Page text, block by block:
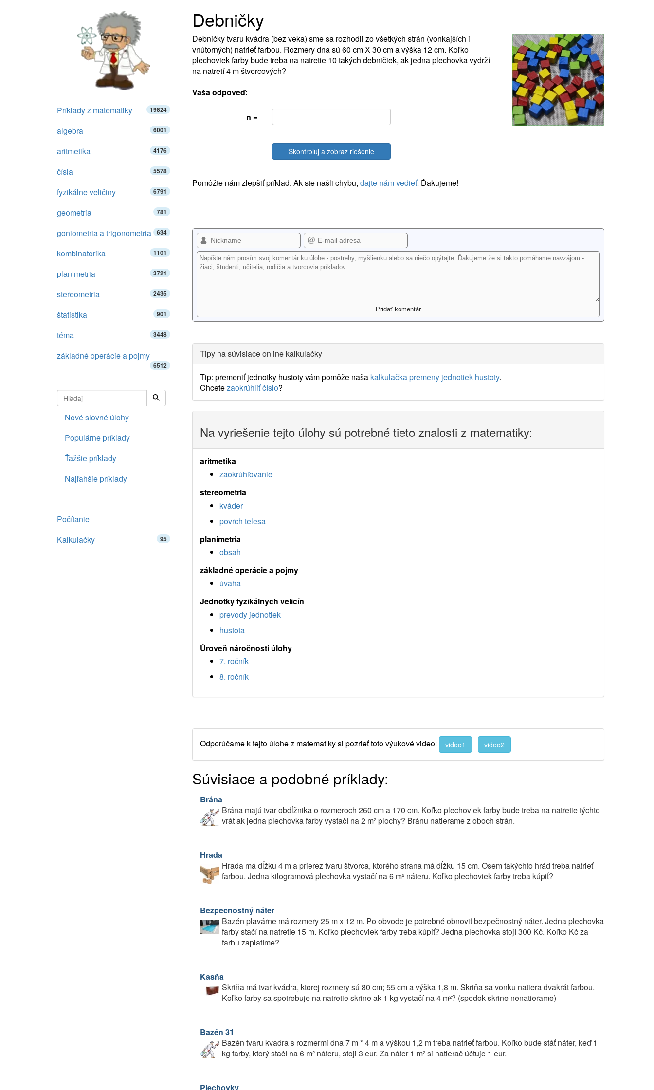
Debničky
Debničky tvaru kvádra (bez veka) sme sa rozhodli zo všetkých strán (vonkajších i
vnútorných) natrieť farbou. Rozmery dna sú 60 cm X 30 cm a výška 12 cm. Koľko
plechoviek farby bude treba na natretie 10 takých debničiek, ak jedna plechovka vydrží
na natretí 4 m štvorcových?
Vaša odpoveď:
n =
Skontroluj a zobraz riešenie
Pomôžte nám zlepšiť príklad. Ak ste našli chybu, dajte nám vedieť. Ďakujeme!
Tipy na súvisiace online kalkulačky
Tip: premeniť jednotky hustoty vám pomôže naša kalkulačka premeny jednotiek hustoty.
Chcetezaokrúhliť číslo?
Na vyriešenie tejto úlohy sú potrebné tieto znalosti z matematiky:
aritmetika
zaokrúhľovanie
stereometria
kváder
povrch telesa
planimetria
obsah
základné operácie a pojmy
úvaha
Jednotky fyzikálnych veličín
prevody jednotiek
hustota
Úroveň náročnosti úlohy
7. ročník
8. ročník
Odporúčame k tejto úlohe z matematiky si pozrieť toto výukové video: video1 video2
Súvisiace a podobné príklady:
Brána
Brána majú tvar obdĺžnika o rozmeroch 260 cm a 170 cm. Koľko plechoviek farby bude treba na natretie týchto
vrát ak jedna plechovka farby vystačí na 2 m² plochy? Bránu natierame z oboch strán.
Hrada
Hrada má dĺžku 4 m a prierez tvaru štvorca, ktorého strana má dĺžku 15 cm. Osem takýchto hrád treba natrieť
farbou. Jedna kilogramová plechovka vystačí na 6 m² náteru. Koľko plechoviek farby treba kúpiť?
Bezpečnostný náter
Bazén plavárne má rozmery 25 m x 12 m. Po obvode je potrebné obnoviť bezpečnostný náter. Jedna plechovka
farby stačí na natretie 15 m. Koľko plechoviek farby treba kúpiť? Jedna plechovka stojí 300 Kč. Koľko Kč za
farbu zaplatíme?
Kasňa
Skriňa má tvar kvádra, ktorej rozmery sú 80 cm; 55 cm a výška 1,8 m. Skriňa sa vonku natiera dvakrát farbou.
Koľko farby sa spotrebuje na natretie skrine ak 1 kg vystačí na 4 m²? (spodok skrine nenatierame)
Bazén 31
Bazén tvaru kvadra s rozmermi dna 7 m * 4 m a výškou 1,2 m treba natrieť farbou. Koľko bude stáť náter, keď 1
kg farby, ktorý stačí na 6 m² náteru, stoji 3 eur. Za náter 1 m² si natierač účtuje 1 eur.
Plechovky
Príklady z matematiky 19824
algebra 6001
aritmetika 4176
čísla 5578
fyzikálne veličiny 6791
geometria 781
goniometria a trigonometria 634
kombinatorika 1101
planimetria 3721
stereometria 2435
štatistika 901
téma 3448
základné operácie a pojmy
6512
Nové slovné úlohy
Populárne príklady
Ťažšie príklady
Najľahšie príklady
Počítanie
Kalkulačky
95